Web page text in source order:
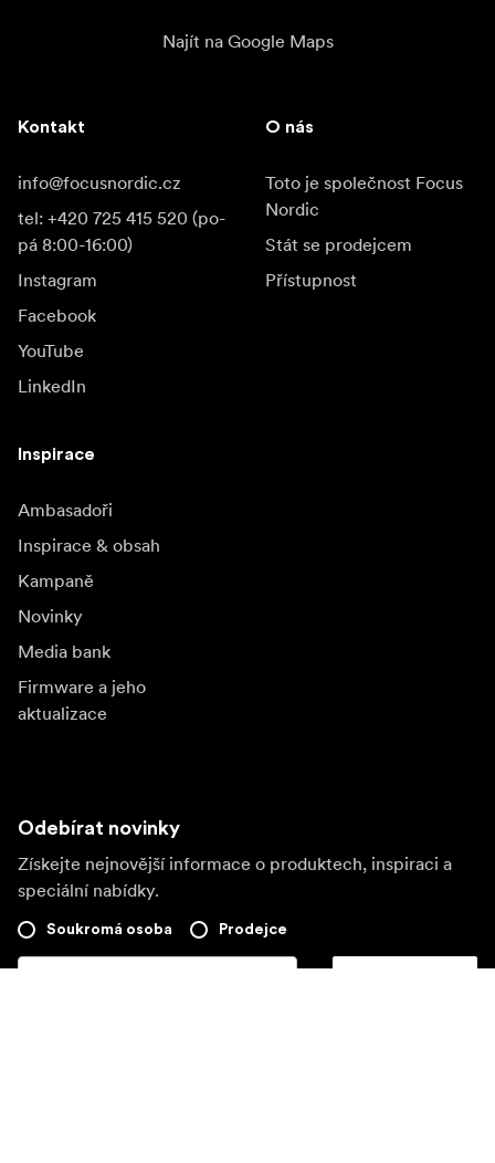
Najít na Google Maps
Kontakt
info@focusnordic.cz
tel: +420 725 415 520 (po-
pá 8:00-16:00)
Instagram
Facebook
YouTube
LinkedIn
O nás
Toto je společnost Focus
Nordic
Stát se prodejcem
Přístupnost
Inspirace
Ambasadoři
Inspirace & obsah
Kampaně
Novinky
Media bank
Firmware a jeho
aktualizace
Odebírat novinky
Získejte nejnovější informace o produktech, inspiraci a
speciální nabídky.
Soukromá osoba Prodejce